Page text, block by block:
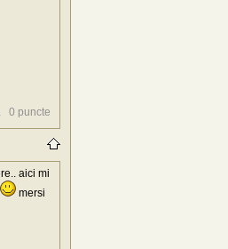
0 puncte
aici mi
mersi